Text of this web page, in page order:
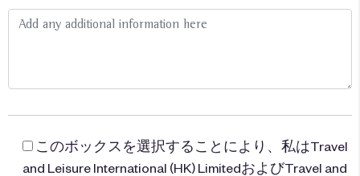
このボックスを選択することにより、私はTravel
and Leisure International (HK) LimitedおよびTravel and